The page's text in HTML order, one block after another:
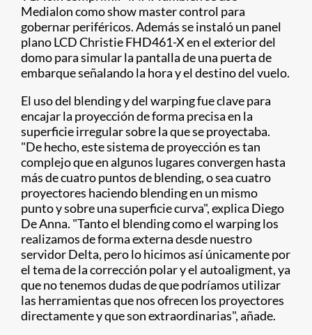
Medialon como show master control para
gobernar periféricos. Además se instaló un panel
plano LCD Christie FHD461-X en el exterior del
domo para simular la pantalla de una puerta de
embarque señalando la hora y el destino del vuelo.
El uso del blending y del warping fue clave para
encajar la proyección de forma precisa en la
superficie irregular sobre la que se proyectaba.
"De hecho, este sistema de proyección es tan
complejo que en algunos lugares convergen hasta
más de cuatro puntos de blending, o sea cuatro
proyectores haciendo blending en un mismo
punto y sobre una superficie curva", explica Diego
De Anna. "Tanto el blending como el warping los
realizamos de forma externa desde nuestro
servidor Delta, pero lo hicimos así únicamente por
el tema de la corrección polar y el autoaligment, ya
que no tenemos dudas de que podríamos utilizar
las herramientas que nos ofrecen los proyectores
directamente y que son extraordinarias", añade.